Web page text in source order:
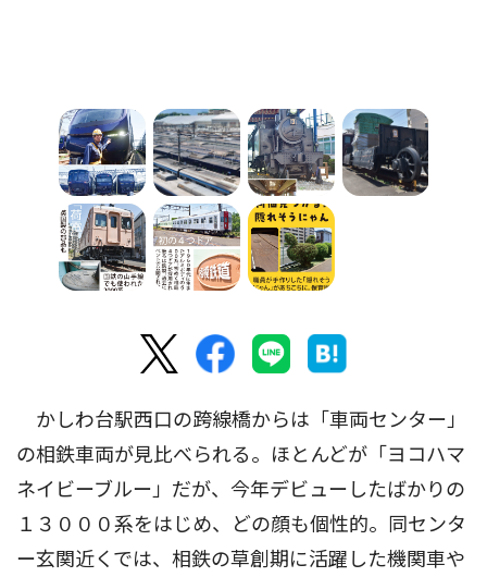
かしわ台駅西口の跨線橋からは「車両センター」
の相鉄車両が見比べられる。ほとんどが「ヨコハマ
ネイビーブルー」だが、今年デビューしたばかりの
１３０００系をはじめ、どの顔も個性的。同センタ
ー玄関近くでは、相鉄の草創期に活躍した機関車や